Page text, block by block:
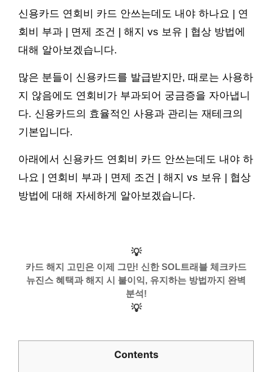
신용카드 연회비 카드 안쓰는데도 내야 하나요 | 연
회비 부과 | 면제 조건 | 해지 vs 보유 | 협상 방법에
대해 알아보겠습니다.
많은 분들이 신용카드를 발급받지만, 때로는 사용하
지 않음에도 연회비가 부과되어 궁금증을 자아냅니
다. 신용카드의 효율적인 사용과 관리는 재테크의
기본입니다.
아래에서 신용카드 연회비 카드 안쓰는데도 내야 하
나요 | 연회비 부과 | 면제 조건 | 해지 vs 보유 | 협상
방법에 대해 자세하게 알아보겠습니다.
💡
카드 해지 고민은 이제 그만! 신한 SOL트래블 체크카드
뉴진스 혜택과 해지 시 불이익, 유지하는 방법까지 완벽
분석!
💡
Contents